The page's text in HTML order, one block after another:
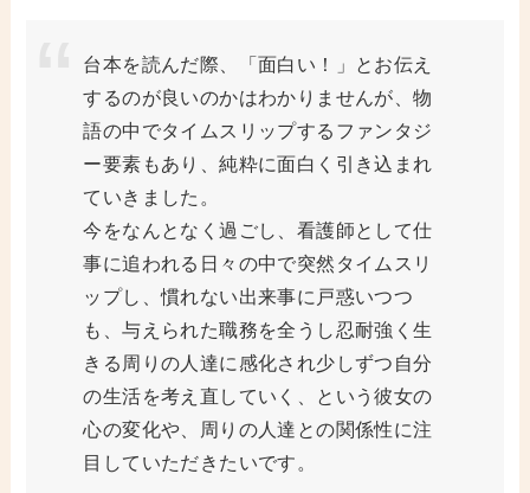
台本を読んだ際、「面白い！」とお伝え
するのが良いのかはわかりませんが、物
語の中でタイムスリップするファンタジ
ー要素もあり、純粋に面白く引き込まれ
ていきました。
今をなんとなく過ごし、看護師として仕
事に追われる日々の中で突然タイムスリ
ップし、慣れない出来事に戸惑いつつ
も、与えられた職務を全うし忍耐強く生
きる周りの人達に感化され少しずつ自分
の生活を考え直していく、という彼女の
心の変化や、周りの人達との関係性に注
目していただきたいです。